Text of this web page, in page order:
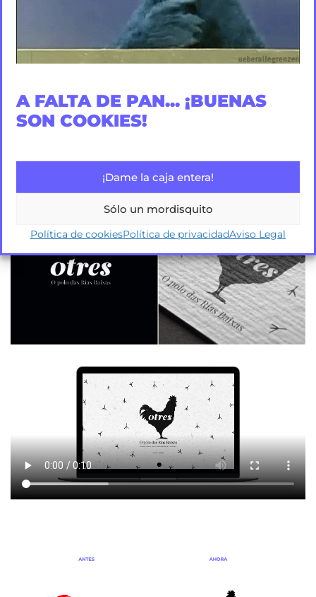
A FALTA DE PAN... ¡BUENAS
SON COOKIES!
¡Dame la caja entera!
Sólo un mordisquito
Política de cookiesPolítica de privacidadAviso Legal